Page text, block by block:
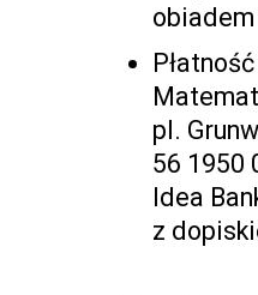
pl.
56 1950
Idea
z